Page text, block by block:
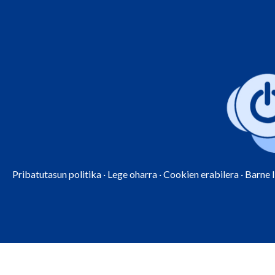
Pribatutasun politika · Lege oharra ·Cookien erabilera · Barne